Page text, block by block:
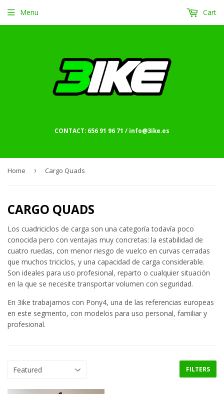
CONTACT: 656 91 96 71 / info@3ike.es
Menu Cart
Home › Cargo Quads
CARGO QUADS
Los cuadriciclos de carga son una categoría todavía poco
conocida pero con ventajas muy concretas: la estabilidad de
cuatro ruedas, con menor riesgo de vuelco en curvas cerradas
que muchos triciclos, y una capacidad de carga considerable.
Son ideales para uso profesional, reparto o cualquier situación
en la que se necesite transportar volumen con seguridad.
En 3ike trabajamos con Pony4, una de las referencias europeas
en este segmento, con modelos para uso personal, familiar y
profesional.
FILTERS